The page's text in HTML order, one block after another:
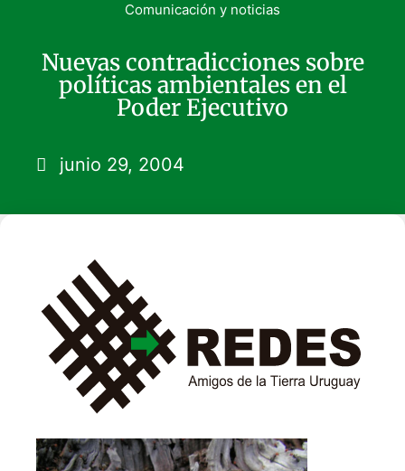
Comunicación y noticias
Nuevas contradicciones sobre
políticas ambientales en el
Poder Ejecutivo
junio 29, 2004